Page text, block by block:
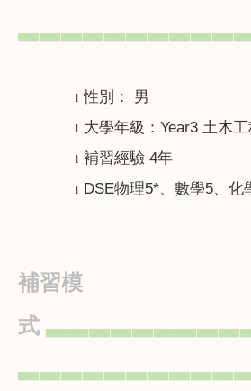
l 性別： 男
l 大學年級： Year3 土木
l 補習經驗 4年
l DSE物理5*、數學5、化
補習模
式